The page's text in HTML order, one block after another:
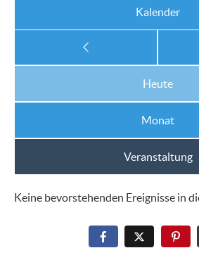
Kalender
Heute
Monat
Veranstaltung
Keine bevorstehenden Ereignisse in